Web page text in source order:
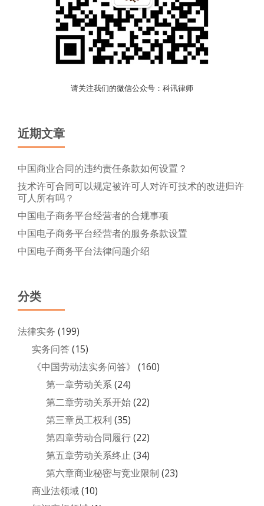
请关注我们的微信公众号：科讯律师
近期文章
中国商业合同的违约责任条款如何设置？
技术许可合同可以规定被许可人对许可技术的改进归许
可人所有吗？
中国电子商务平台经营者的合规事项
中国电子商务平台经营者的服务条款设置
中国电子商务平台法律问题介绍
分类
法律实务 (199)
实务问答(15)
《中国劳动法实务问答》 (160)
第一章劳动关系(24)
第二章劳动关系开始(22)
第三章员工权利 (35)
第四章劳动合同履行(22)
第五章劳动关系终止 (34)
第六章商业秘密与竞业限制 (23)
商业法领域(10)